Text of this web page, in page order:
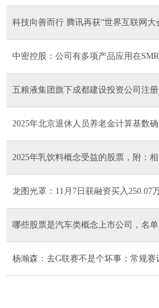
科技向善而行 腾讯再获“世界互联网大
中密控股：公司有多项产品应用在
五粮液集团旗下成都建设投资公司注
2025年北京退休人员养老金计算基数
2025年乳饮料概念受益的股票，附：相
龙图光罩：11月7日获融资买入250.07
哪些股票是汽车类概念上市公司，名单
杨瀚森：去G联赛不是个坏事；常规